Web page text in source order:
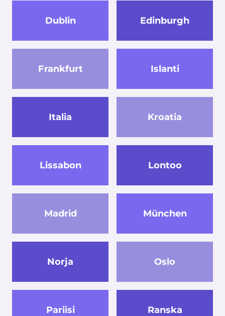
Dublin Edinburgh
Frankfurt Islanti
Italia Kroatia
Lissabon Lontoo
Madrid München
Norja Oslo
Pariisi Ranska